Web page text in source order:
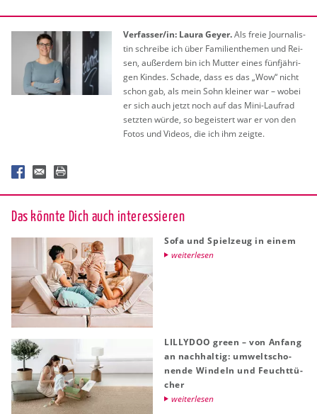
Ver­fas­ser/in: Laura Geyer.Als freie Jour­na­lis­
tin schrei­be ich über Fa­mi­li­en­the­men und Rei­
sen, au­ßer­dem bin ich Mut­ter eines fünf­jäh­ri­
gen Kin­des. Scha­de, dass es das „Wow“ nicht
schon gab, als mein Sohn klei­ner war – wobei
er sich auch jetzt noch auf das Mini-Lauf­rad
setz­ten würde, so be­geis­tert war er von den
Fotos und Vi­de­os, die ich ihm zeig­te.
Das könn­te Dich auch in­ter­es­sie­ren
Sofa und Spiel­zeug in einem
wei­ter­le­sen
LIL­LY­DOO green – von An­fang
an nach­hal­tig: um­welt­scho­
nen­de Win­deln und Feucht­tü­
cher
wei­ter­le­sen